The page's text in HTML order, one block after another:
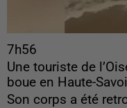
7h56
Une touriste de
boue en Haute-
Son corps a été